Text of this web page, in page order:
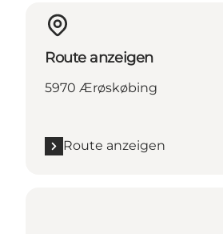
Route anzeigen
5970 Ærøskøbing
Route anzeigen